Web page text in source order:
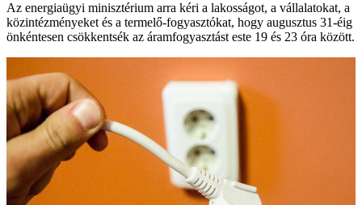
Az energiaügyi minisztérium arra kéri a lakosságot, a vállalatokat, a
közintézményeket és a termelő-fogyasztókat, hogy augusztus 31-éig
önkéntesen csökkentsék az áramfogyasztást este 19 és 23 óra között.